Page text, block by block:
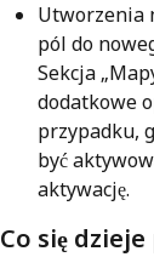
Utworzenia
pól do
Sekcja
dodatkowe
przypadku,
być
aktywację.
Co się